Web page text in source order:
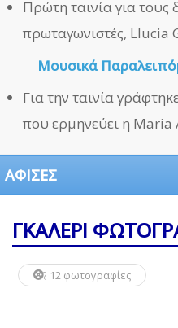
Πρώτη ταινία για τους
πρωταγωνιστές, Llucia
Μουσικά
Για την ταινία
που ερμηνεύει η Maria
ΑΦΙΣΕΣ
ΓΚΑΛΕΡΙ
12 φωτογραφίες